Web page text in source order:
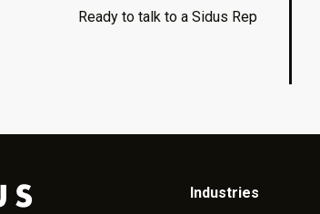
Ready to talk to a Sidus Rep
Industries